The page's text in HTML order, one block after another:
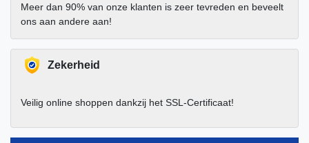
Meer dan 90% van onze klanten is zeer tevreden en beveelt
ons aan andere aan!
Zekerheid
Veilig online shoppen dankzij het SSL-Certificaat!